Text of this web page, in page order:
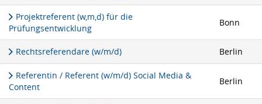
Projektreferent (w,m,d) für die
Prüfungsentwicklung
Bonn
Rechtsreferendare (w/m/d) Berlin
Referentin / Referent (w/m/d) Social Media &
Content
Berlin